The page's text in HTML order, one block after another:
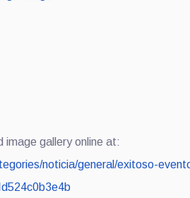
image gallery online at:
noticia/general/exitoso-